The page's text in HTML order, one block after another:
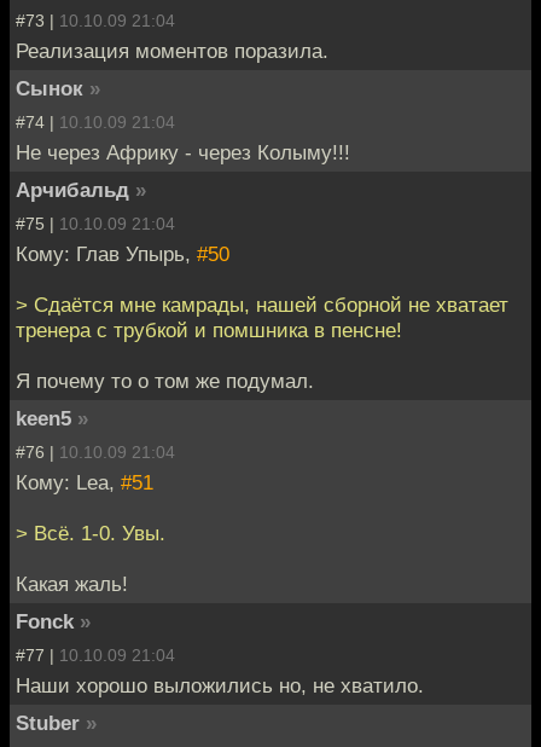
#73 | 10.10.09 21:04
Реализация моментов поразила.
Сынок »
#74 | 10.10.09 21:04
Не через Африку - через Колыму!!!
Арчибальд »
#75 | 10.10.09 21:04
Кому: Глав Упырь, #50
> Сдаётся мне камрады, нашей сборной не хватает
тренера с трубкой и помшника в пенсне!
Я почему то о том же подумал.
keen5 »
#76 | 10.10.09 21:04
Кому: Lea, #51
> Всё. 1-0. Увы.
Какая жаль!
Fonck »
#77 | 10.10.09 21:04
Наши хорошо выложились но, не хватило.
Stuber »